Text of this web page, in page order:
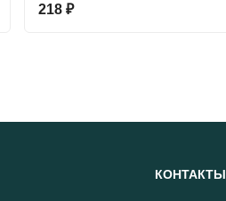
218 ₽
КОНТАКТЫ